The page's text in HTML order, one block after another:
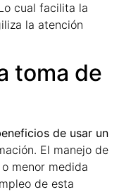
cual facilita la
la atención
toma de
de usar un
El manejo de
menor medida
de esta